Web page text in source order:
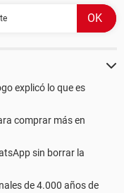
explicó lo que es
comprar más en
sin borrar la
de 4.000 años de